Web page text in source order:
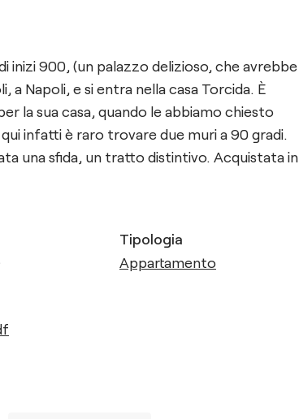
inizi 900, (un palazzo delizioso, che avrebbe
a Napoli, e si entra nella casa Torcida. È
la sua casa, quando le abbiamo chiesto
infatti è raro trovare due muri a 90 gradi.
una sfida, un tratto distintivo. Acquistata in
Tipologia
Appartamento